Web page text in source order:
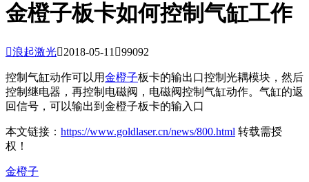
金橙子板卡如何控制气缸工作
浪起激光2018-05-11 99092
控制气缸动作可以用金橙子板卡的输出口控制光耦模块，然后
控制继电器，再控制电磁阀，电磁阀控制气缸动作。气缸的返
回信号，可以输出到金橙子板卡的输入口
本文链接： https://www.goldlaser.cn/news/800.html 转载需授
权！
金橙子